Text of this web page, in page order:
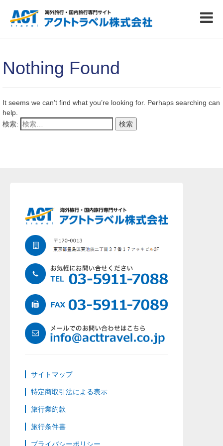
Nothing Found
It seems we can’t find what you’re looking for. Perhaps searching can
help.
検索:
サイトマップ
特定商取引法による表示
旅行業約款
旅行条件書
プライバシーポリシー